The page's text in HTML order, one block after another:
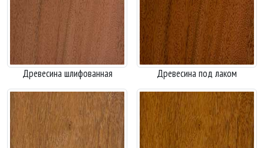
Древесина шлифованная Древесина под лаком